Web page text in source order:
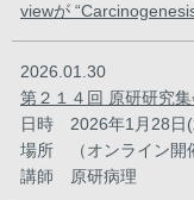
viewが
2026.01.30
第２１４回 原研研究
日時 2026年1月28日
場所 （オンライン開
講師 原研病理